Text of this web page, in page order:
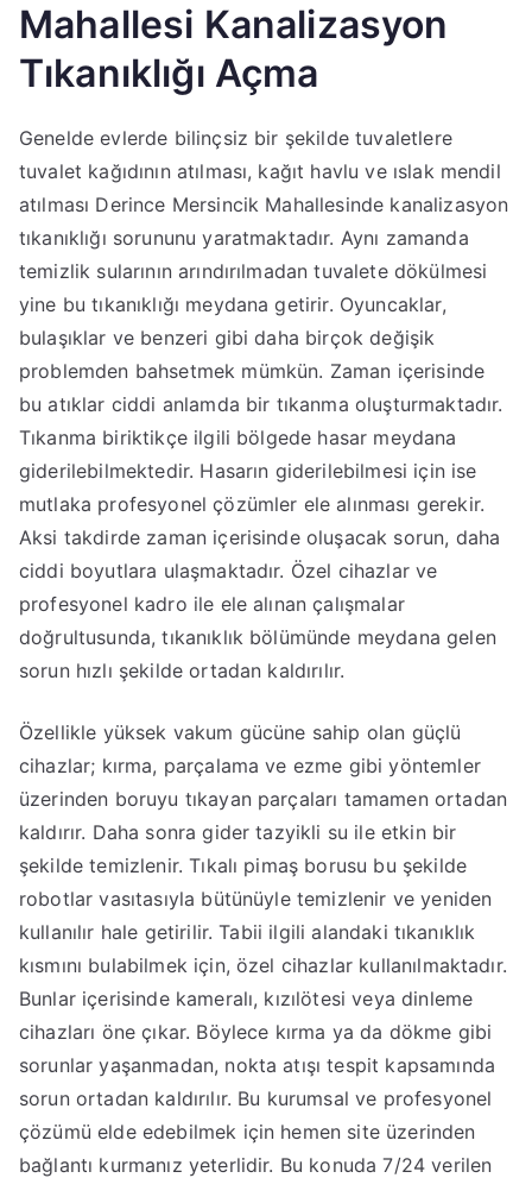
Mahallesi Kanalizasyon
Tıkanıklığı Açma
Genelde evlerde bilinçsiz bir şekilde tuvaletlere
tuvalet kağıdının atılması, kağıt havlu ve ıslak mendil
atılması Derince Mersincik Mahallesinde kanalizasyon
tıkanıklığı sorununu yaratmaktadır. Aynı zamanda
temizlik sularının arındırılmadan tuvalete dökülmesi
yine bu tıkanıklığı meydana getirir. Oyuncaklar,
bulaşıklar ve benzeri gibi daha birçok değişik
problemden bahsetmek mümkün. Zaman içerisinde
bu atıklar ciddi anlamda bir tıkanma oluşturmaktadır.
Tıkanma biriktikçe ilgili bölgede hasar meydana
giderilebilmektedir. Hasarın giderilebilmesi için ise
mutlaka profesyonel çözümler ele alınması gerekir.
Aksi takdirde zaman içerisinde oluşacak sorun, daha
ciddi boyutlara ulaşmaktadır. Özel cihazlar ve
profesyonel kadro ile ele alınan çalışmalar
doğrultusunda, tıkanıklık bölümünde meydana gelen
sorun hızlı şekilde ortadan kaldırılır.
Özellikle yüksek vakum gücüne sahip olan güçlü
cihazlar; kırma, parçalama ve ezme gibi yöntemler
üzerinden boruyu tıkayan parçaları tamamen ortadan
kaldırır. Daha sonra gider tazyikli su ile etkin bir
şekilde temizlenir. Tıkalı pimaş borusu bu şekilde
robotlar vasıtasıyla bütünüyle temizlenir ve yeniden
kullanılır hale getirilir. Tabii ilgili alandaki tıkanıklık
kısmını bulabilmek için, özel cihazlar kullanılmaktadır.
Bunlar içerisinde kameralı, kızılötesi veya dinleme
cihazları öne çıkar. Böylece kırma ya da dökme gibi
sorunlar yaşanmadan, nokta atışı tespit kapsamında
sorun ortadan kaldırılır. Bu kurumsal ve profesyonel
çözümü elde edebilmek için hemen site üzerinden
bağlantı kurmanız yeterlidir. Bu konuda 7/24 verilen